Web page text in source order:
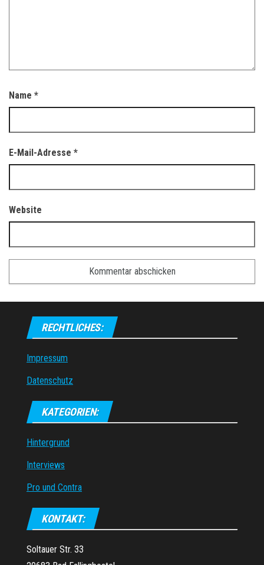
Name *
E-Mail-Adresse *
Website
RECHTLICHES:
Impressum
Datenschutz
KATEGORIEN:
Hintergrund
Interviews
Pro und Contra
KONTAKT:
Soltauer Str. 33